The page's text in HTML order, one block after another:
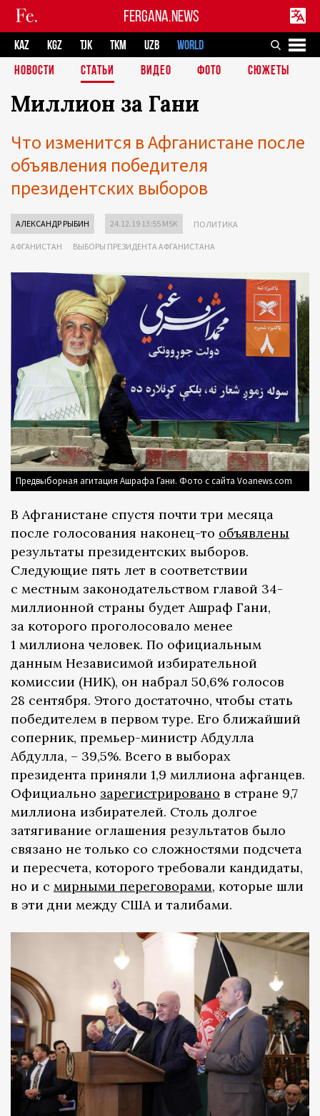
FERGANA.NEWS
KAZ KGZ TJK TKM UZB
WORLD
НОВОСТИ
СТАТЬИ ВИДЕО ФОТО СЮЖЕТЫ
Миллион за Гани
Что изменится в Афганистане после
объявления победителя
президентских выборов
АЛЕКСАНДР РЫБИН 24.12.19 13:55 MSK ПОЛИТИКА
АФГАНИСТАН ВЫБОРЫ ПРЕЗИДЕНТА АФГАНИСТАНА
Предвыборная агитация Ашрафа Гани. Фото с сайта Voanews.com
В Афганистане спустя почти три месяца
после голосования наконец-то объявлены
результаты президентских выборов.
Следующие пять лет в соответствии
с местным законодательством главой 34-
миллионной страны будет Ашраф Гани,
за которого проголосовало менее
1 миллиона человек. По официальным
данным Независимой избирательной
комиссии (НИК), он набрал 50,6% голосов
28 сентября. Этого достаточно, чтобы стать
победителем в первом туре. Его ближайший
соперник, премьер-министр Абдулла
Абдулла, – 39,5%. Всего в выборах
президента приняли 1,9 миллиона афганцев.
Официально зарегистрировано в стране 9,7
миллиона избирателей. Столь долгое
затягивание оглашения результатов было
связано не только со сложностями подсчета
и пересчета, которого требовали кандидаты,
но и с мирными переговорами, которые шли
в эти дни между США и талибами.